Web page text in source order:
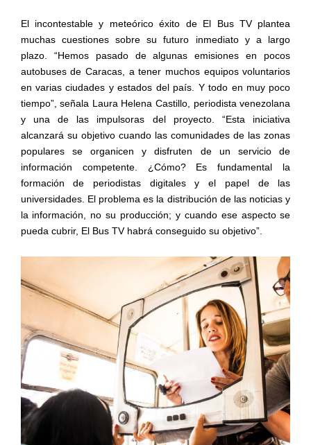
El incontestable y meteórico éxito de El Bus TV plantea
muchas cuestiones sobre su futuro inmediato y a largo
plazo. “Hemos pasado de algunas emisiones en pocos
autobuses de Caracas, a tener muchos equipos voluntarios
en varias ciudades y estados del país. Y todo en muy poco
tiempo”, señala Laura Helena Castillo, periodista venezolana
y una de las impulsoras del proyecto. “Esta iniciativa
alcanzará su objetivo cuando las comunidades de las zonas
populares se organicen y disfruten de un servicio de
información competente. ¿Cómo? Es fundamental la
formación de periodistas digitales y el papel de las
universidades. El problema es la distribución de las noticias y
la información, no su producción; y cuando ese aspecto se
pueda cubrir, El Bus TV habrá conseguido su objetivo”.